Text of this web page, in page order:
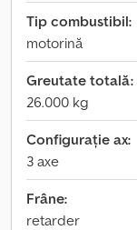
Tip combustibil:
motorină
Greutate totală:
26.000 kg
Configurație ax:
3 axe
Frâne:
retarder